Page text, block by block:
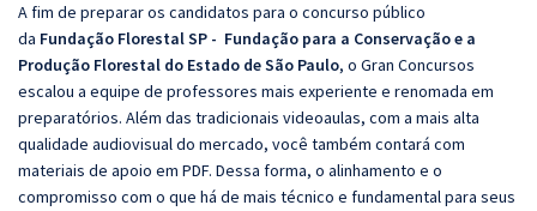
A fim de preparar os candidatos para o concurso público
da Fundação Florestal SP - Fundação para a Conservação e a
Produção Florestal do Estado de São Paulo, o Gran Concursos
escalou a equipe de professores mais experiente e renomada em
preparatórios. Além das tradicionais videoaulas, com a mais alta
qualidade audiovisual do mercado, você também contará com
materiais de apoio em PDF. Dessa forma, o alinhamento e o
compromisso com o que há de mais técnico e fundamental para seus